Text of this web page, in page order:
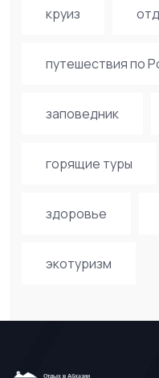
круиз
путешествия по
заповедник
горящие туры
здоровье
экотуризм